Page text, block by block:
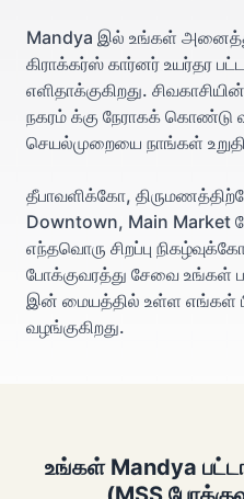
Mandya இல் உங்கள்
கிராக்கர்ஸ் கார்னர் உயர்தர
எளிதாக்குகிறது.
நகரம் க்கு நேராகக் கொண்டு
செயல்முறையை நாங்கள்
தீபாவளிக்கோ,
Downtown, Main Market
எந்தவொரு சிறப்பு
போக்குவரத்து சேவை உங்கள்
இன் மையத்தில் உள்ள எங்கள்
வழங்குகிறது.
உங்கள் Mandya